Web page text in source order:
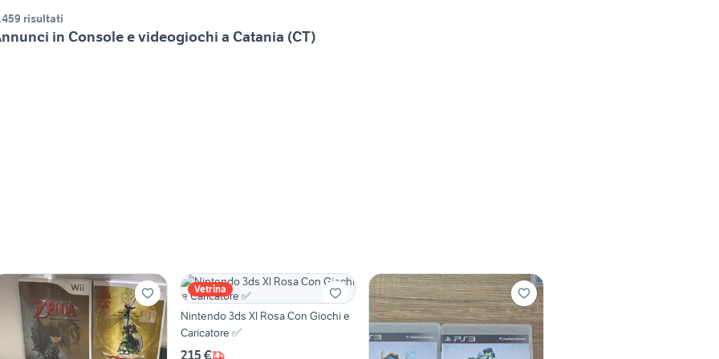
risultati
in Console e videogiochi a Catania (CT)
Vetrina
Nintendo 3ds Xl Rosa Con Giochi e
Caricatore ✅
215 €